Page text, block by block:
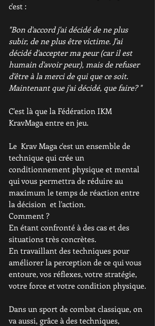
c'est :
"Bon d'accord j'ai décidé de ne plus
subir, de ne plus être victime. J'ai
décidé d'accepter ma peur (car il est
humain d'avoir peur), mais de refuser
d'être à la merci de qui que ce soit.
Maintenant que j'ai décidé, que faire? "
C'est là que la Fédération IKM
KravMaga entre en jeu.
Le  Krav Maga c'est un ensemble de
technique qui crée un
conditionnement physique et mental
qui vous permettra de réduire au
maximum le temps de réaction entre
la décision  et l'action.
Comment ?
En étant confronté à des cas et des
situations très concrètes.
En travaillant des techniques pour
améliorer la perception de ce qui vous
entoure, vos réflexes, votre stratégie,
votre force et votre condition physique.
Dans un sport de combat classique, on
va aussi, grâce à des techniques,